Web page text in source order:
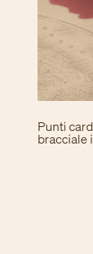
Punti
bracciale